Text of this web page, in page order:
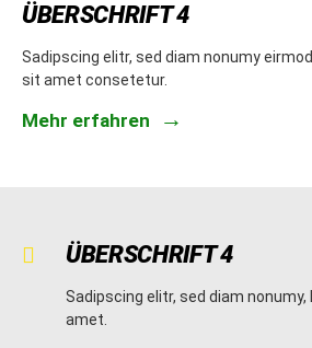
ÜBERSCHRIFT 4
Sadipscing elitr, sed diam nonumy
sit amet consetetur.
Mehr erfahren
ÜBERSCHRIFT 4
Sadipscing elitr, sed diam
amet.